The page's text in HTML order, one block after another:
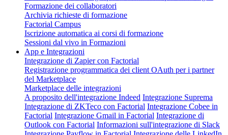
Formazione dei collaboratori
Archivia richieste di formazione
Factorial Campus
Iscrizione automatica ai corsi di formazione
Sessioni dal vivo in Formazioni
App e Integrazioni
Integrazione di Zapier con Factorial
Registrazione programmatica dei client OAuth per i partner
del Marketplace
Marketplace delle integrazioni
A proposito dell'integrazione Indeed Integrazione Suprema
Integrazione di ZKTeco con Factorial Integrazione Cobee in
Factorial Integrazione Gmail in Factorial Integrazione di
Outlook con Factorial Informazioni sull'integrazione di Slack